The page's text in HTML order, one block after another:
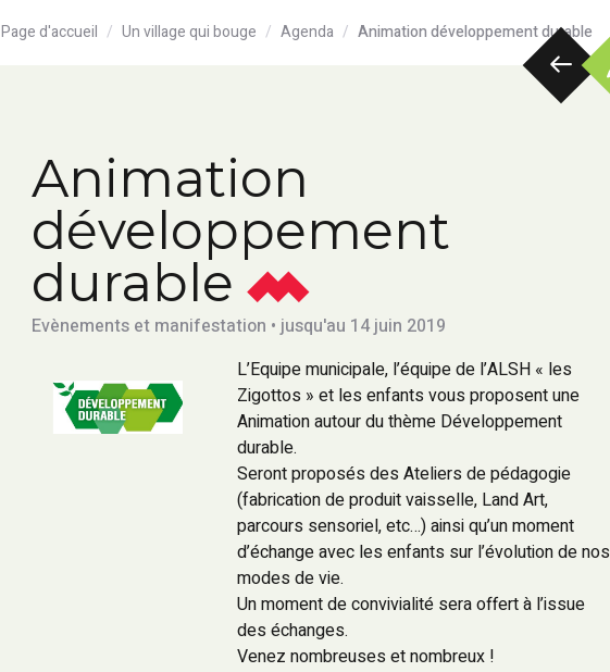
Page d'accueil Un village qui bouge Agenda Animation développement durable
Animation
développement
durable
Evènements et manifestation • jusqu'au 14 juin 2019
L’Equipe municipale, l’équipe de l’ALSH « les
Zigottos » et les enfants vous proposent une
Animation autour du thème Développement
durable.
Seront proposés des Ateliers de pédagogie
(fabrication de produit vaisselle, Land Art,
parcours sensoriel, etc…) ainsi qu’un moment
d’échange avec les enfants sur l’évolution de nos
modes de vie.
Un moment de convivialité sera offert à l’issue
des échanges.
Venez nombreuses et nombreux !